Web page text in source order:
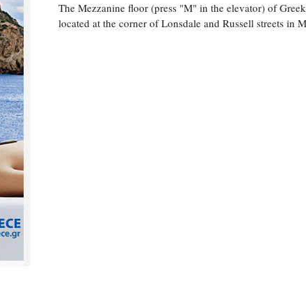
The Mezzanine floor (press "M" in the elevator) of
located at the corner of Lonsdale and Russell streets in